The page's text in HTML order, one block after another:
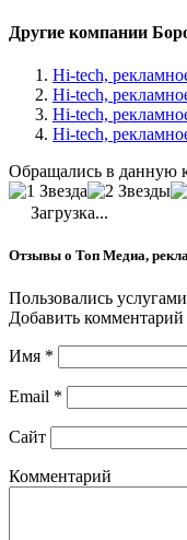
Другие компании
Hi-tech,
Hi-tech,
Hi-tech,
Hi-tech,
Обращались в данную
Загрузка...
Отзывы о Топ Медиа,
Пользовались
Добавить комментарий
Имя *
Email *
Сайт
Комментарий